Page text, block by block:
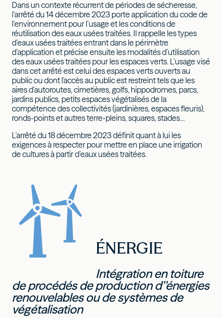
Dans un contexte récurrent de périodes de sécheresse,
l’arrêté du 14 décembre 2023 porte application du code de
l’environnement pour l’usage et les conditions de
réutilisation des eaux usées traitées. Il rappelle les types
d’eaux usées traitées entrant dans le périmètre
d’application et précise ensuite les modalités d’utilisation
des eaux usées traitées pour les espaces verts. L’usage visé
dans cet arrêté est celui des espaces verts ouverts au
public ou dont l'accès au public est restreint tels que les
aires d’autoroutes, cimetières, golfs, hippodromes, parcs,
jardins publics, petits espaces végétalisés de la
compétence des collectivités (jardinières, espaces fleuris),
ronds-points et autres terre-pleins, squares, stades…
L’arrêté du 18 décembre 2023 définit quant à lui les
exigences à respecter pour mettre en place une irrigation
de cultures à partir d’eaux usées traitées.
ÉNERGIE
Intégration en toiture
de procédés de production d’’énergies
renouvelables ou de systèmes de
végétalisation